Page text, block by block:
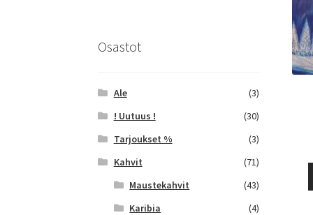
Osastot
Ale
(3)
! Uutuus !
(30)
Tarjoukset %
(3)
Kahvit
(71)
Maustekahvit
(43)
Karibia
(4)